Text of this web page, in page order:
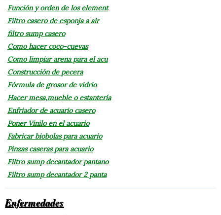
Función y orden de los element
Filtro casero de esponja a air
filtro sump casero
Como hacer coco-cuevas
Como limpiar arena para el acu
Construcción de pecera
Fórmula de grosor de vidrio
Hacer mesa,mueble o estantería
Enfriador de acuario casero
Poner Vinilo en el acuario
Fabricar biobolas para acuario
Pinzas caseras para acuario
Filtro sump decantador pantano
Filtro sump decantador 2 panta
Enfermedades